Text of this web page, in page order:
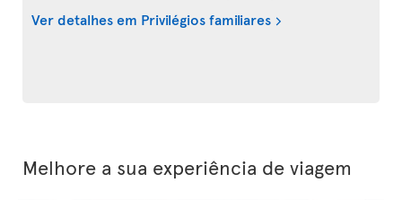
Ver detalhes em Privilégios familiares
Melhore a sua experiência de viagem